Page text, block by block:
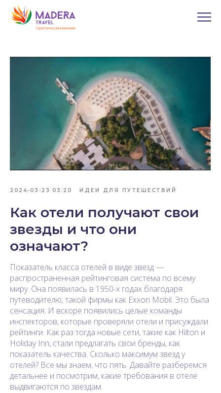
2024-03-23 03:20 ИДЕИ ДЛЯ ПУТЕШЕСТВИЙ
Как отели получают свои
звезды и что они
означают?
Показатель класса отелей в виде звезд —
распространенная рейтинговая система по всему
миру. Она появилась в 1950-х годах благодаря
путеводителю, такой фирмы как Exxon Mobil. Это была
сенсация. И вскоре появились целые команды
инспекторов, которые проверяли отели и присуждали
рейтинги. Как раз тогда новые сети, такие как Hilton и
Holiday Inn, стали предлагать свои бренды, как
показатель качества. Сколько максимум звезд у
отелей? Все мы знаем, что пять. Давайте разберемся
детальнее и посмотрим, какие требования в отеле
выдвигаются по звездам.